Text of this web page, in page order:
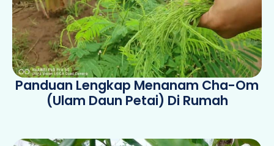
Panduan Lengkap Menanam Cha-Om
(Ulam Daun Petai) Di Rumah